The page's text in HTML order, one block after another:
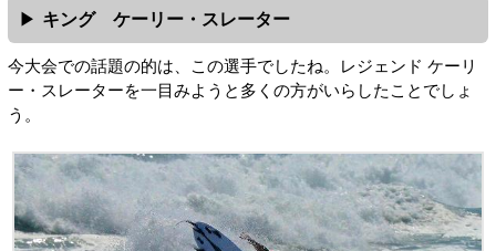
キング ケーリー・スレーター
今大会での話題の的は、この選手でしたね。レジェンド ケーリ
ー・スレーターを一目みようと多くの方がいらしたことでしょ
う。